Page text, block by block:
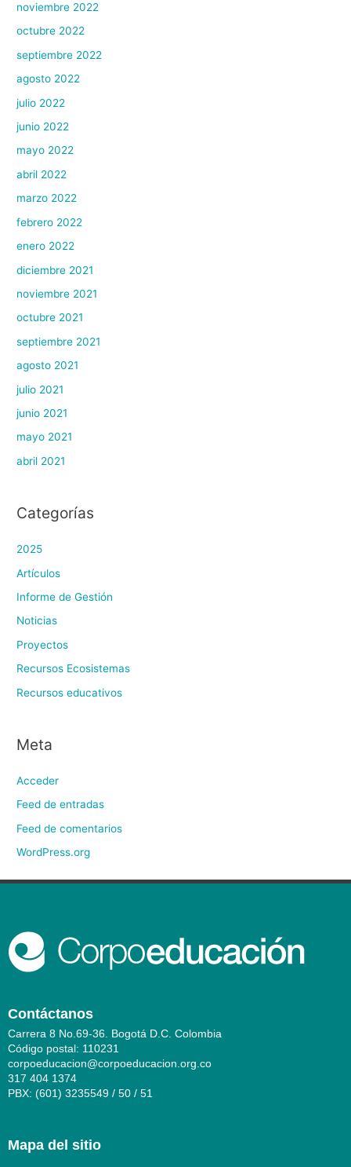
noviembre 2022
octubre 2022
septiembre 2022
agosto 2022
julio 2022
junio 2022
mayo 2022
abril 2022
marzo 2022
febrero 2022
enero 2022
diciembre 2021
noviembre 2021
octubre 2021
septiembre 2021
agosto 2021
julio 2021
junio 2021
mayo 2021
abril 2021
Categorías
2025
Artículos
Informe de Gestión
Noticias
Proyectos
Recursos Ecosistemas
Recursos educativos
Meta
Acceder
Feed de entradas
Feed de comentarios
WordPress.org
Contáctanos
Carrera 8 No.69-36. Bogotá D.C. Colombia
Código postal: 110231
corpoeducacion@corpoeducacion.org.co
317 404 1374
PBX: (601) 3235549 / 50 / 51
Mapa del sitio